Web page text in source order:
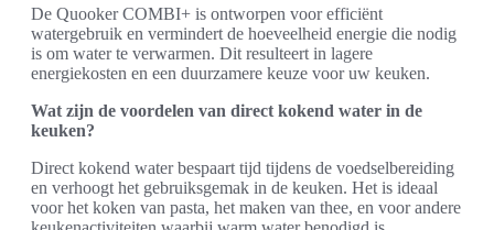
De Quooker COMBI+ is ontworpen voor efficiënt
watergebruik en vermindert de hoeveelheid energie die nodig
is om water te verwarmen. Dit resulteert in lagere
energiekosten en een duurzamere keuze voor uw keuken.
Wat zijn de voordelen van direct kokend water in de
keuken?
Direct kokend water bespaart tijd tijdens de voedselbereiding
en verhoogt het gebruiksgemak in de keuken. Het is ideaal
voor het koken van pasta, het maken van thee, en voor andere